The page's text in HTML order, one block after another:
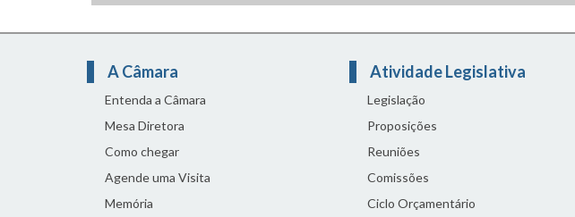
A Câmara
Entenda a Câmara
Mesa Diretora
Como chegar
Agende uma Visita
Memória
Atividade Legislativa
Legislação
Proposições
Reuniões
Comissões
Ciclo Orçamentário